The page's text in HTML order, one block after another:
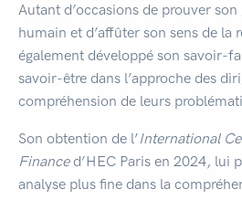
Autant d’occasions de prouver
humain et d’affûter son sens de la
également développé son savoir-
savoir-être dans l’approche des
compréhension de leurs
Son obtention de l’International
Financed’HEC Paris en 2024, lui
analyse plus fine dans la